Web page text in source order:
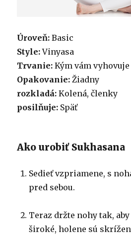
Úroveň: Basic
Style:Vinyasa
Trvanie: Kým vám vyhovuje
Opakovanie: Žiadny
rozkladá: Kolená, členky
posilňuje: Späť
Ako urobiť Sukhasana
Sedieť vzpriamene, s
pred sebou.
Teraz držte nohy tak,
široké, holene sú